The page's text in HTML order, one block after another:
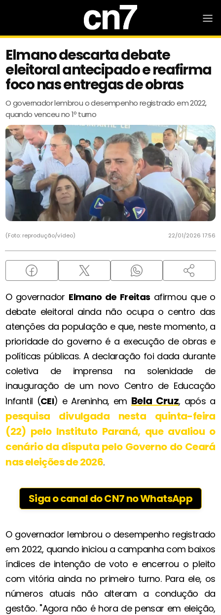
Elmano descarta debate
eleitoral antecipado e reafirma
foco nas entregas de obras
O governador lembrou o desempenho registrado em 2022,
quando venceu no 1º turno
(Foto: reprodução/vídeo) 22/01/2026 17:56
O governador Elmano de Freitas afirmou que o
debate eleitoral ainda não ocupa o centro das
atenções da população e que, neste momento, a
prioridade do governo é a execução de obras e
políticas públicas. A declaração foi dada durante
coletiva de imprensa na solenidade de
inauguração de um novo Centro de Educação
Infantil (CEI) e Areninha, em Bela Cruz, após a
pesquisa divulgada nesta quinta-feira
(22) pelo Instituto Paraná, que avaliou o
cenário da disputa pelo Governo do Ceará
nas eleições de 2026.
Siga o canal do CN7 no WhatsApp
O governador lembrou o desempenho registrado
em 2022, quando iniciou a campanha com baixos
índices de intenção de voto e encerrou o pleito
com vitória ainda no primeiro turno. Para ele, os
números atuais não alteram a condução da
gestão. "Agora não é hora de pensar em eleição,